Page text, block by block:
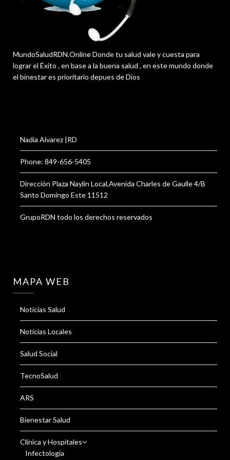
MundoSaludRDN.Online Donde tu salud vale y cuesta para
lograr el Éxito , en base a la buena salud , en este mundo donde
el binestar es prioritario depues de Dios
Nadia Alvarez |RD
Phone: 849-656-5405
Dirección Plaza Naylin Local,Avenida Charles de Gaulle 4/B
Santo Domingo Este 11512
GrupoRDN todo los derechos reservados
MAPA WEB
Noticias Salud
Noticias Locales
Salud Social
TecnoSalud
ARS
Bienestar Salud
Clínica y Hospitales
Infectología